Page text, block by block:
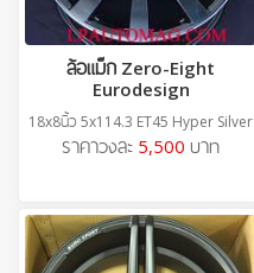
ล้อแม็ก Zero-Eight
Eurodesign
18x8นิ้ว 5x114.3 ET45 Hyper Silver
ราคาวงละ 5,500 บาท